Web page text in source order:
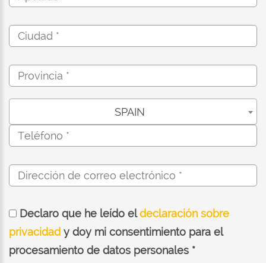
SPAIN
Declaro que he leído eldeclaración sobre
privacidad y doy mi consentimiento para el
procesamiento de datos personales *